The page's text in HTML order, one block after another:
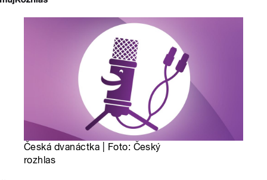
Česká dvanáctka | Foto: Český
rozhlas